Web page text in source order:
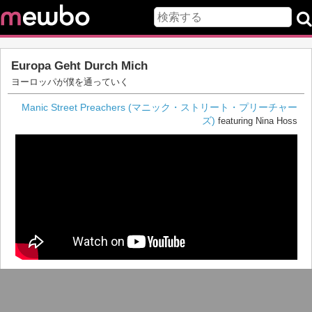
Europa Geht Durch Mich
ヨーロッパが僕を通っていく
Manic Street Preachers (マニック・ストリート・プリーチャー
ズ) featuring Nina Hoss